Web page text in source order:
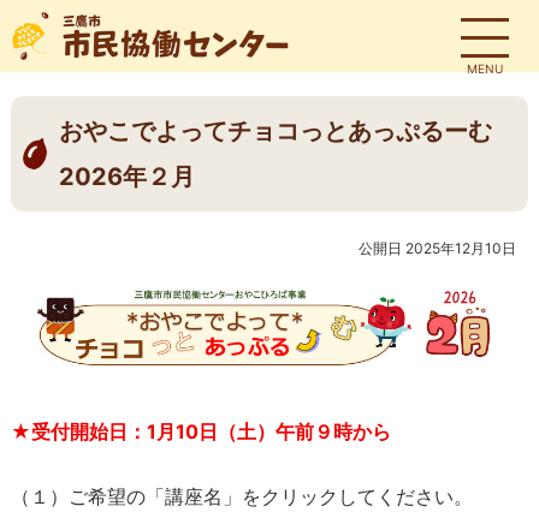
MENU
おやこでよってチョコっとあっぷるーむ
2026年２月
公開日 2025年12月10日
★受付開始日：1 月10日（土）午前９時から
（１）ご希望の「講座名」をクリックしてください。